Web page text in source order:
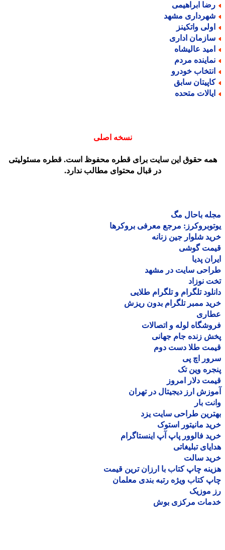
ابراهیمی
مشهد
واتکینز
اداری
عالیشاه
مردم
خودرو
سابق
متحده
نسخه اصلی
حقوق این سایت برای قطره محفوظ است. قطره مسئولیتی
در قبال محتوای مطالب ندارد.
باحال مگ
مرجع معرفی بروکرها
شلوار جین زنانه
گوشی
پدیا
سایت در مشهد
نوزاد
تلگرام و تلگرام طلایی
ممبر تلگرام بدون ریزش
لوله و اتصالات
زنده جام جهانی
طلا دست دوم
اچ پی
وین تک
دلار امروز
ارز دیجیتال در تهران
بار
طراحی سایت یزد
مانیتور استوک
فالوور پاپ آپ اینستاگرام
تبلیغاتی
سالت
چاپ کتاب با ارزان ترین قیمت
کتاب ویژه رتبه بندی معلمان
موزیک
مرکزی بوش